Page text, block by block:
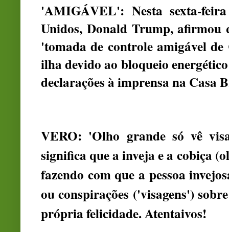
'AMIGÁVEL': Nesta sexta-
Unidos, Donald Trump, afirmou
'tomada de controle amigável
ilha devido ao bloqueio
declarações à imprensa na Casa
VERO: 'Olho grande só vê
significa que a inveja e a cobiça
fazendo com que a pessoa
ou conspirações ('visagens')
própria felicidade. Atentaivos!